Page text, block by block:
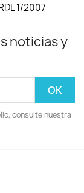
1/2007
noticias y
consulte nuestra